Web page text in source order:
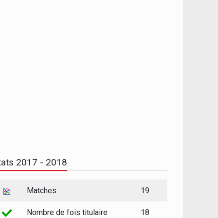
2017 - 2018
Matches 19
Nombre de fois titulaire 18